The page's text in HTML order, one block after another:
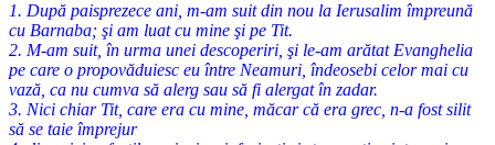
1. După paisprezece ani, m-am suit din nou la Ierusalim împreună
cu Barnaba; şi am luat cu mine şi pe Tit.
2. M-am suit, în urma unei descoperiri, şi le-am arătat Evanghelia
pe care o propovăduiesc eu între Neamuri, îndeosebi celor mai cu
vază, ca nu cumva să alerg sau să fi alergat în zadar.
3. Nici chiar Tit, care era cu mine, măcar că era grec, n-a fost silit
să se taie împrejur